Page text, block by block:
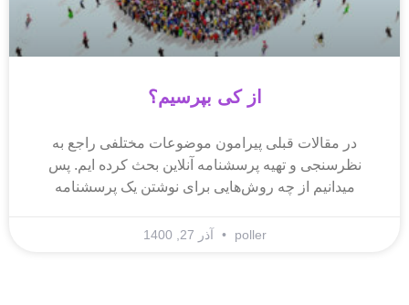
از کی بپرسیم؟
در مقالات قبلی پیرامون موضوعات مختلفی راجع به
نظرسنجی و تهیه پرسشنامه آنلاین بحث کرده ایم. پس
میدانیم از چه روش‌هایی برای نوشتن یک پرسشنامه
poller آذر 27, 1400